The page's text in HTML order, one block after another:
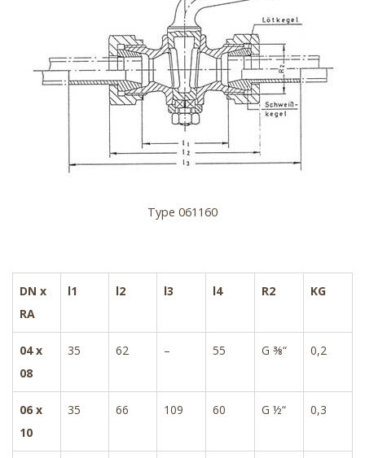
Type 061160
DN x
RA
l1 l2 l3 l4 R2 KG
04 x
08
35 62 – 55 G ⅜“ 0,2
06 x
10
35 66 109 60 G ½“ 0,3